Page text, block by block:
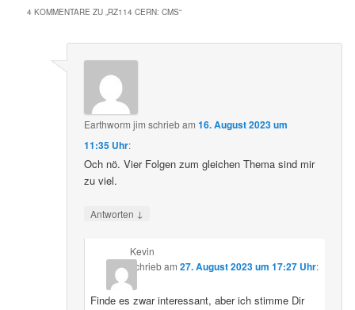
4 KOMMENTARE ZU „ RZ114 CERN: CMS“
Earthworm jim schriebam16. August 2023 um
11:35 Uhr:
Och nö. Vier Folgen zum gleichen Thema sind mir
zu viel.
Antworten ↓
Kevin
schriebam 27. August 2023 um 17:27 Uhr:
Finde es zwar interessant, aber ich stimme Dir